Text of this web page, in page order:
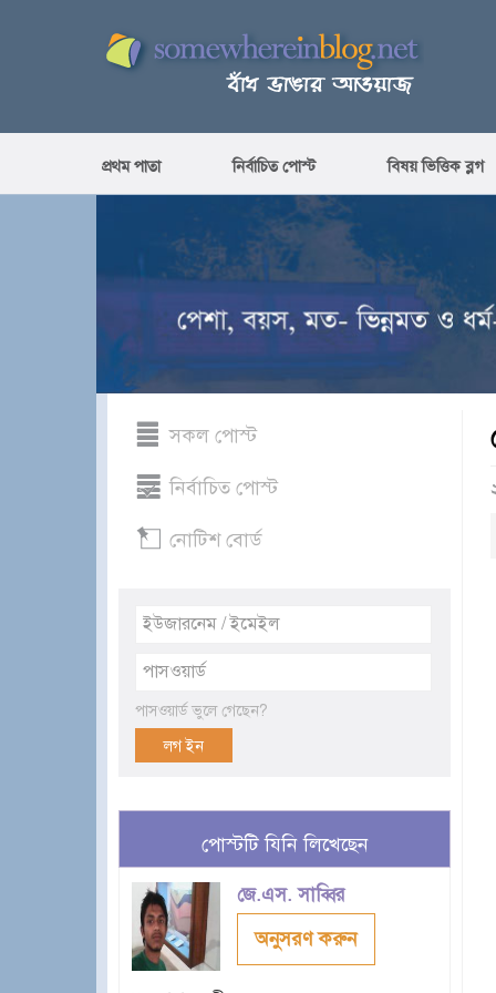
প্রথম পাতা নির্বাচিত পোস্ট বিষয় ভিত্তিক ব্লগ
সকল পোস্ট
নির্বাচিত পোস্ট
নোটিশ বোর্ড
পাসওয়ার্ড ভুলে গেছেন?
পোস্টটি যিনি লিখেছেন
জে.এস. সাব্বির
অনুসরণ করুন